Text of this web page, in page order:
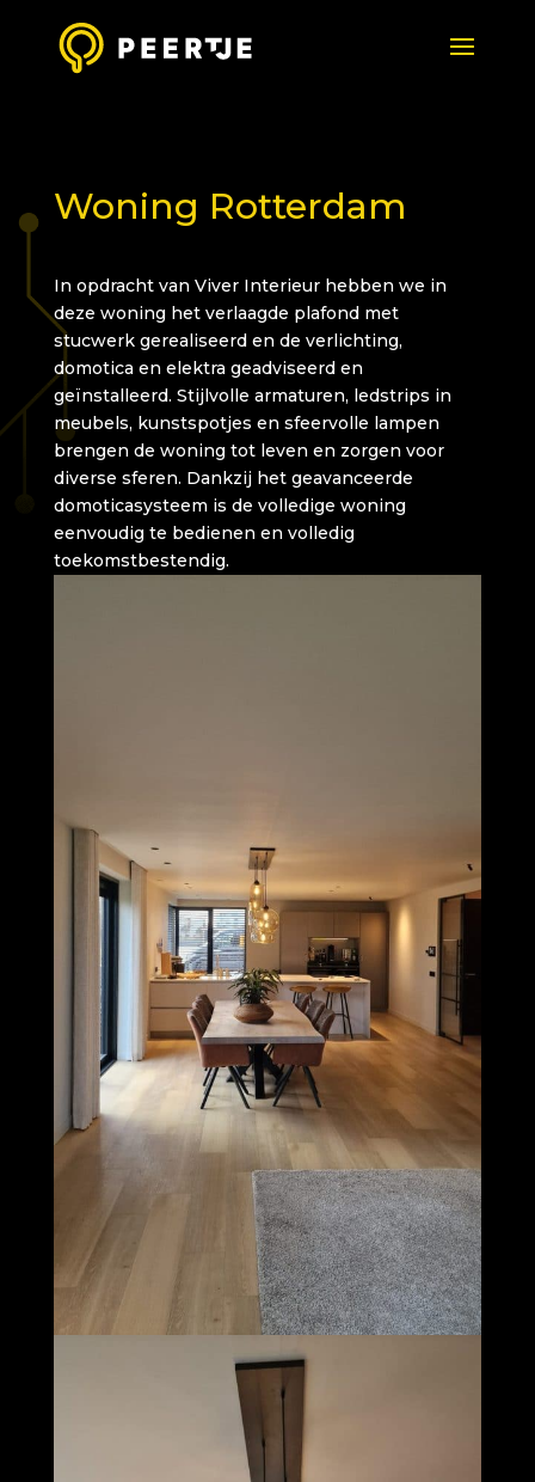
Woning Rotterdam
In opdracht van Viver Interieur hebben we in
deze woning het verlaagde plafond met
stucwerk gerealiseerd en de verlichting,
domotica en elektra geadviseerd en
geïnstalleerd. Stijlvolle armaturen, ledstrips in
meubels, kunstspotjes en sfeervolle lampen
brengen de woning tot leven en zorgen voor
diverse sferen. Dankzij het geavanceerde
domoticasysteem is de volledige woning
eenvoudig te bedienen en volledig
toekomstbestendig.